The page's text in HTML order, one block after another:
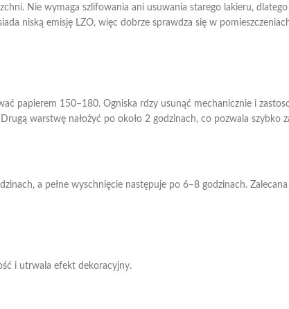
Nie wymaga szlifowania ani usuwania starego lakieru,
niską emisję LZO, więc dobrze sprawdza się w
papierem 150–180. Ogniska rdzy usunąć mechanicznie i
warstwę nałożyć po około 2 godzinach, co pozwala szybko
a pełne wyschnięcie następuje po 6–8 godzinach.
i utrwala efekt dekoracyjny.